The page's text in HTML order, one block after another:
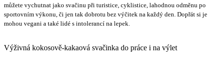
můžete vychutnat jako svačinu při turistice, cyklistice, lahodnou odměnu po
sportovním výkonu, či jen tak dobrotu bez výčitek na každý den. Dopřát si je
mohou vegani a také lidé s intolerancí na lepek.
Výživná kokosově-kakaová svačinka do práce i na výlet